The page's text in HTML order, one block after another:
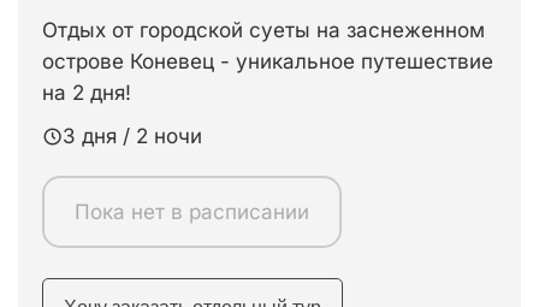
Отдых от городской суеты на заснеженном
острове Коневец - уникальное путешествие
на 2 дня!
3 дня / 2 ночи
Пока нет в расписании